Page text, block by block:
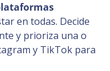
en todas. Decide
y prioriza una o
y TikTok para